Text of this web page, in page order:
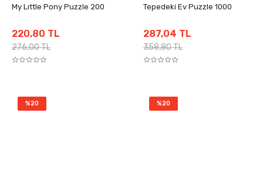
My Lıttle Pony Puzzle 200
220,80 TL
276,00 TL
Tepedeki Ev Puzzle 1000
287,04 TL
358,80 TL
%20 %20